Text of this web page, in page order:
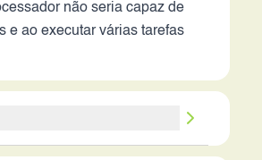
não seria capaz de
e ao executar várias tarefas